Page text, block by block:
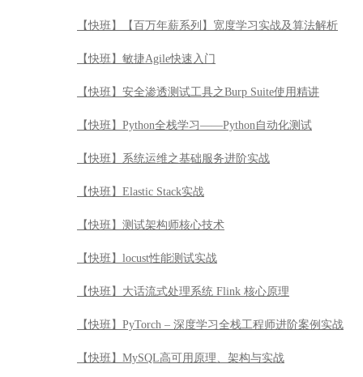
【快班】【百万年薪系列】宽度学习实战及算法解析
【快班】敏捷Agile快速入门
【快班】安全渗透测试工具之Burp Suite使用精讲
【快班】Python全栈学习——Python自动化测试
【快班】系统运维之基础服务进阶实战
【快班】Elastic Stack实战
【快班】测试架构师核心技术
【快班】locust性能测试实战
【快班】大话流式处理系统 Flink 核心原理
【快班】PyTorch – 深度学习全栈工程师进阶案例实战
【快班】MySQL高可用原理、架构与实战